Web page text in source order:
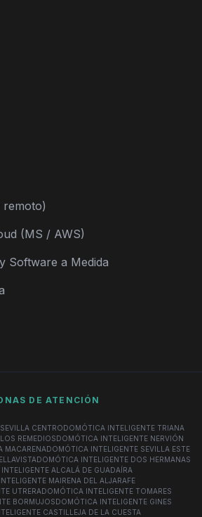
(MS / AWS)
Software a Medida
DE ATENCIÓN
CENTRODOMÓTICA INTELIGENTE TRIANA
REMEDIOSDOMÓTICA INTELIGENTE NERVIÓN
MACARENADOMÓTICA INTELIGENTE SEVILLA ESTE
DOMÓTICA INTELIGENTE DOS HERMANAS
ALCALÁ DE GUADAÍRA
MAIRENA DEL ALJARAFE
UTRERADOMÓTICA INTELIGENTE TOMARES
BORMUJOSDOMÓTICA INTELIGENTE GINES
CASTILLEJA DE LA CUESTA